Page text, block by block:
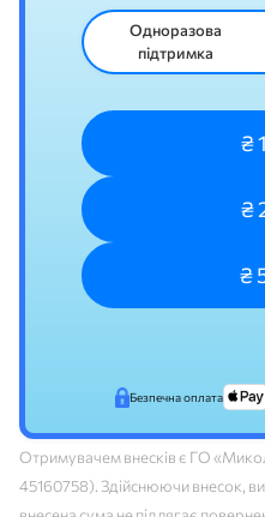
Одноразова
підтримка
Безпечна оплата
Отримувачем внесків є ГО
45160758). Здійснюючи внесок,